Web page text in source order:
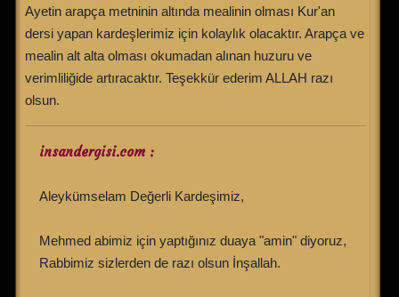
Ayetin arapça metninin altında mealinin olması Kur'an
dersi yapan kardeşlerimiz için kolaylık olacaktır. Arapça ve
mealin alt alta olması okumadan alınan huzuru ve
verimliliğide artıracaktır. Teşekkür ederim ALLAH razı
olsun.
insandergisi.com :
Aleykümselam Değerli Kardeşimiz,
Mehmed abimiz için yaptığınız duaya "amin" diyoruz,
Rabbimiz sizlerden de razı olsun İnşallah.